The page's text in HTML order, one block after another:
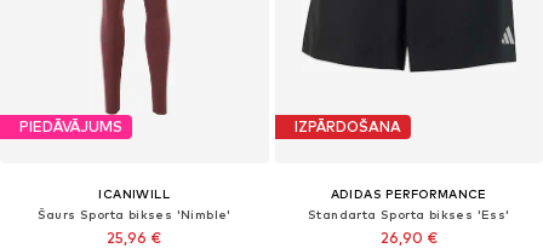
PIEDĀVĀJUMS
ICANIWILL
Šaurs Sporta bikses 'Nimble'
25,96 €
IZPĀRDOŠANA
ADIDAS PERFORMANCE
Standarta Sporta bikses 'Ess'
26,90 €